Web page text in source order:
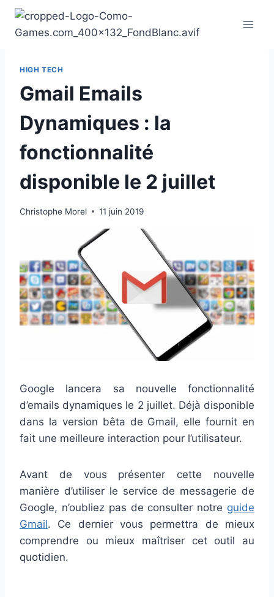
Aller
contenu
HIGH TECH
Gmail Emails
Dynamiques : la
fonctionnalité
disponible le 2 juillet
Christophe Morel 11 juin 2019
Google lancera sa nouvelle fonctionnalité
d’emails dynamiques le 2 juillet. Déjà disponible
dans la version bêta de Gmail, elle fournit en
fait une meilleure interaction pour l’utilisateur.
Avant de vous présenter cette nouvelle
manière d’utiliser le service de messagerie de
Google, n’oubliez pas de consulter notre guide
Gmail. Ce dernier vous permettra de mieux
comprendre ou mieux maîtriser cet outil au
quotidien.